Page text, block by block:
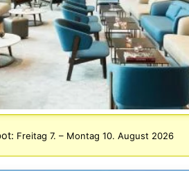
Freitag 7. – Montag 10. August 2026